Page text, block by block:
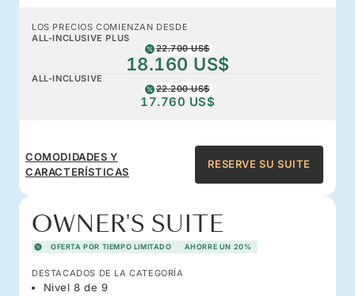
LOS PRECIOS COMIENZAN DESDE
ALL-INCLUSIVE PLUS
22.700 US$
18.160 US$
ALL-INCLUSIVE
22.200 US$
17.760 US$
COMODIDADES Y
CARACTERÍSTICAS
RESERVE SU SUITE
OWNER'S SUITE
OFERTA POR TIEMPO LIMITADO AHORRE UN 20%
DESTACADOS DE LA CATEGORÍA
Nivel 8 de 9